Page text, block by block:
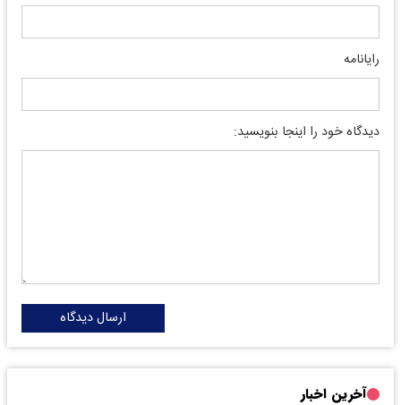
رایانامه
دیدگاه خود را اینجا بنویسید:
ارسال دیدگاه
آخرین اخبار